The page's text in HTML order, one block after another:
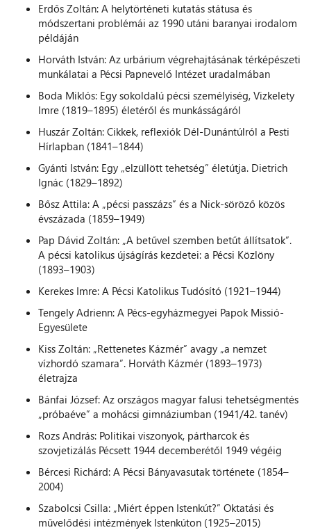
Erdős Zoltán: A helytörténeti kutatás státusa és
módszertani problémái az 1990 utáni baranyai irodalom
példáján
Horváth István: Az urbárium végrehajtásának térképészeti
munkálatai a Pécsi Papnevelő Intézet uradalmában
Boda Miklós: Egy sokoldalú pécsi személyiség, Vizkelety
Imre (1819–1895) életéről és munkásságáról
Huszár Zoltán: Cikkek, reflexiók Dél-Dunántúlról a Pesti
Hírlapban (1841–1844)
Gyánti István: Egy „elzüllött tehetség” életútja. Dietrich
Ignác (1829–1892)
Bősz Attila: A „pécsi passzázs” és a Nick-söröző közös
évszázada (1859–1949)
Pap Dávid Zoltán: „A betűvel szemben betűt állítsatok”.
A pécsi katolikus újságírás kezdetei: a Pécsi Közlöny
(1893–1903)
Kerekes Imre: A Pécsi Katolikus Tudósító (1921–1944)
Tengely Adrienn: A Pécs-egyházmegyei Papok Missió-
Egyesülete
Kiss Zoltán: „Rettenetes Kázmér” avagy „a nemzet
vízhordó szamara”. Horváth Kázmér (1893–1973)
életrajza
Bánfai József: Az országos magyar falusi tehetségmentés
„próbaéve” a mohácsi gimnáziumban (1941/42. tanév)
Rozs András: Politikai viszonyok, pártharcok és
szovjetizálás Pécsett 1944 decemberétől 1949 végéig
Bércesi Richárd: A Pécsi Bányavasutak története (1854–
2004)
Szabolcsi Csilla: „Miért éppen Istenkút?” Oktatási és
művelődési intézmények Istenkúton (1925–2015)